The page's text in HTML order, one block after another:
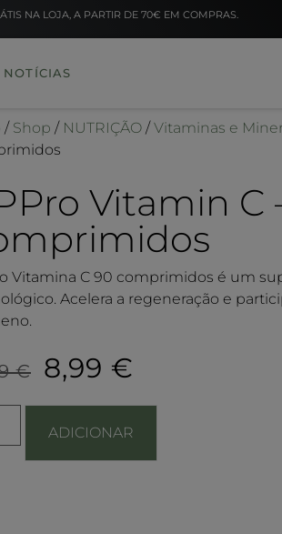
NA LOJA, A PARTIR DE 70€ EM COMPRAS.
NOTÍCIAS
/ Shop / NUTRIÇÃO /Vitaminas e
Vitamin C
Vitamina C 90 comprimidos é um
Acelera a regeneração e
€ 8,99 €
ADICIONAR